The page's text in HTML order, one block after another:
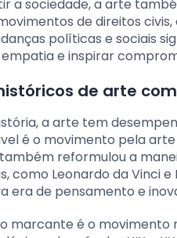
a sociedade, a arte
de direitos
políticas e sociais
e inspirar
de arte
a arte tem
é o movimento pela
reformulou a
como Leonardo da Vinci
era de pensamento e
marcante é o movimento